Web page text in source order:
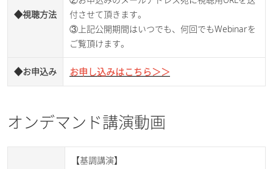
◆視聴方法
付させて頂きます。
③上記公開期間はいつでも、何回でもWebinarを
ご覧頂けます。
◆お申込み お申し込みはこちら＞＞
オンデマンド講演動画
【基調講演】